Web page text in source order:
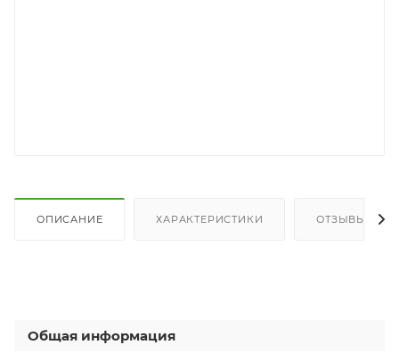
ОПИСАНИЕ ХАРАКТЕРИСТИКИ ОТЗЫВЫ
Общая информация